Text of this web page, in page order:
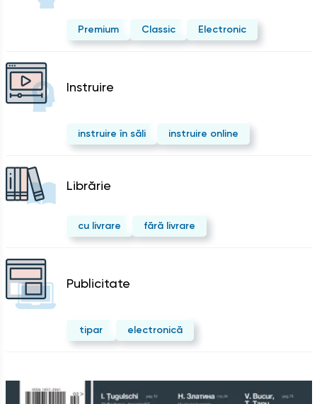
Premium Classic Electronic
Instruire
instruire în săli instruire online
Librărie
cu livrare fără livrare
Publicitate
tipar electronică